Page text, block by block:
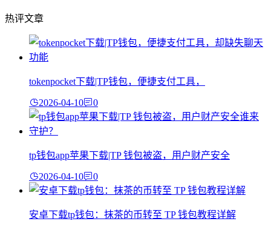
热评文章
tokenpocket下载|TP钱包，便捷支付工具，
2026-04-10 0
tp钱包app苹果下载|TP 钱包被盗，用户财产安全
2026-04-10 0
安卓下载tp钱包：抹茶的币转至 TP 钱包教程详解